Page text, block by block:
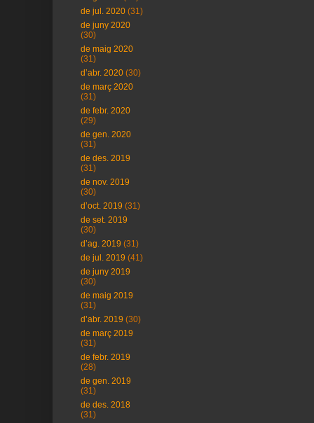
de jul. 2020 (31)
de juny 2020
(30)
de maig 2020
(31)
d’abr. 2020 (30)
de març 2020
(31)
de febr. 2020
(29)
de gen. 2020
(31)
de des. 2019
(31)
de nov. 2019
(30)
d’oct. 2019 (31)
de set. 2019
(30)
d’ag. 2019 (31)
de jul. 2019 (41)
de juny 2019
(30)
de maig 2019
(31)
d’abr. 2019 (30)
de març 2019
(31)
de febr. 2019
(28)
de gen. 2019
(31)
de des. 2018
(31)